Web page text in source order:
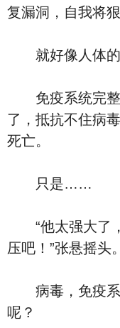
复漏洞，自我将
就好像人体的
免疫系统完整
了，抵抗不住病
死亡。
只是……
“他太强大了，
压吧！”张悬摇头。
病毒，免疫系
呢？